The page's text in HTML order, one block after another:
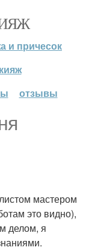
и причесок
отзывы
мастером
это видно),
делом, я